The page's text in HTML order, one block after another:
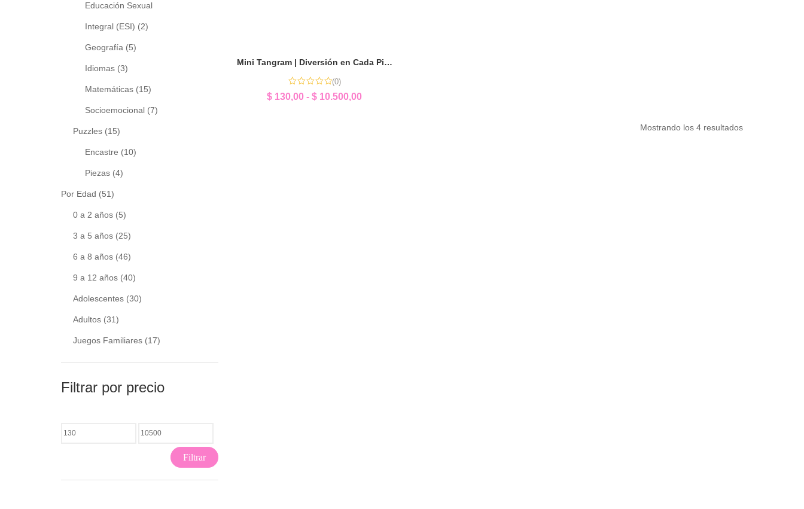
Educación Sexual
Integral (ESI) (2)
Geografía (5)
Idiomas (3)
Matemáticas (15)
Socioemocional (7)
Puzzles (15)
Encastre (10)
Piezas (4)
Por Edad (51)
0 a 2 años (5)
3 a 5 años (25)
6 a 8 años (46)
9 a 12 años (40)
Adolescentes (30)
Adultos (31)
Juegos Familiares (17)
Filtrar por precio
Filtrar
Mini Tangram | Diversión en Cada Pieza
(0)
$ 130,00 - $ 10.500,00
Mostrando los 4 resultados